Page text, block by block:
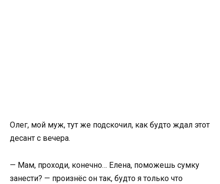
Олег, мой муж, тут же подскочил, как будто ждал этот
десант с вечера.
— Мам, проходи, конечно… Елена, поможешь сумку
занести? — произнёс он так, будто я только что